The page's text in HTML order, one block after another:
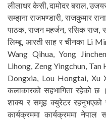
लीलाधर केसी, दामोदर बराल,
सम्झना राजभण्डारी, राजकुमार
पाठक, राजन महर्जन, रसिक राज,
लिम्बू, आरती साह र चीनका Li
Wang Qihua, Yong
Lihong, Zeng Yingchun,
Dongxia, Lou Hongtai, Xu
कलाकारको सहभागिता रहेको छ
शाक्य र समूह क्युरेटर
कार्यक्रममा कार्यक्रममा नेपाल